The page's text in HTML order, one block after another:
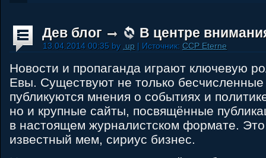
Дев блог В центре
13.04.2014 00:35 by .up | Источник: CCP Eterne
Новости и пропаганда играют ключевую
Евы. Существуют не только бесчисленные
публикуются мнения о событиях и
но и крупные сайты, посвящённые
в настоящем журналистском формате.
известный мем, сириус бизнес.